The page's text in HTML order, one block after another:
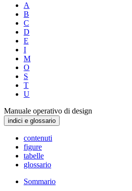
A
B
C
D
E
I
M
O
S
T
U
Manuale operativo di design
indici e glossario
contenuti
figure
tabelle
glossario
Sommario